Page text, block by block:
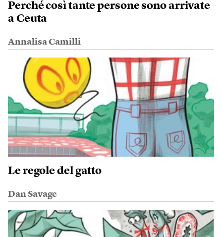
Perché così tante persone sono arrivate
a Ceuta
Annalisa Camilli
Le regole del gatto
Dan Savage